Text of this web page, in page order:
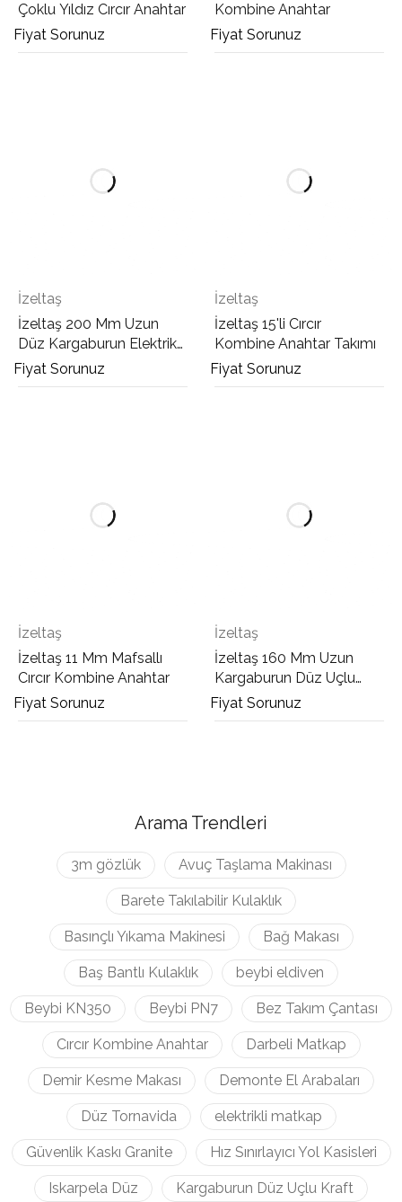
Çoklu Yıldız Cırcır Anahtar
Fiyat Sorunuz
Kombine Anahtar
Fiyat Sorunuz
İzeltaş
İzeltaş 200 Mm Uzun
Düz Kargaburun Elektrikçi
İzoleli 1000 V
Fiyat Sorunuz
İzeltaş
İzeltaş 15'li Cırcır
Kombine Anahtar Takımı
Fiyat Sorunuz
İzeltaş
İzeltaş 11 Mm Mafsallı
Cırcır Kombine Anahtar
Fiyat Sorunuz
İzeltaş
İzeltaş 160 Mm Uzun
Kargaburun Düz Uçlu
Opak
Fiyat Sorunuz
Arama Trendleri
3m gözlük Avuç Taşlama Makinası
Barete Takılabilir Kulaklık
Basınçlı Yıkama Makinesi Bağ Makası
Baş Bantlı Kulaklık beybi eldiven
Beybi KN350 Beybi PN7 Bez Takım Çantası
Cırcır Kombine Anahtar Darbeli Matkap
Demir Kesme Makası Demonte El Arabaları
Düz Tornavida elektrikli matkap
Güvenlik Kaskı Granite Hız Sınırlayıcı Yol Kasisleri
Iskarpela Düz Kargaburun Düz Uçlu Kraft